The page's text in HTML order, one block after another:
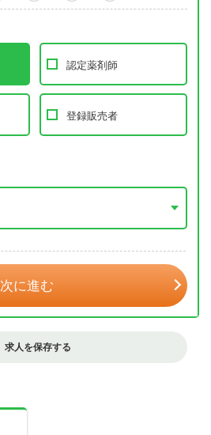
認定薬剤師
登録販売者
次に進む
求人を保存する